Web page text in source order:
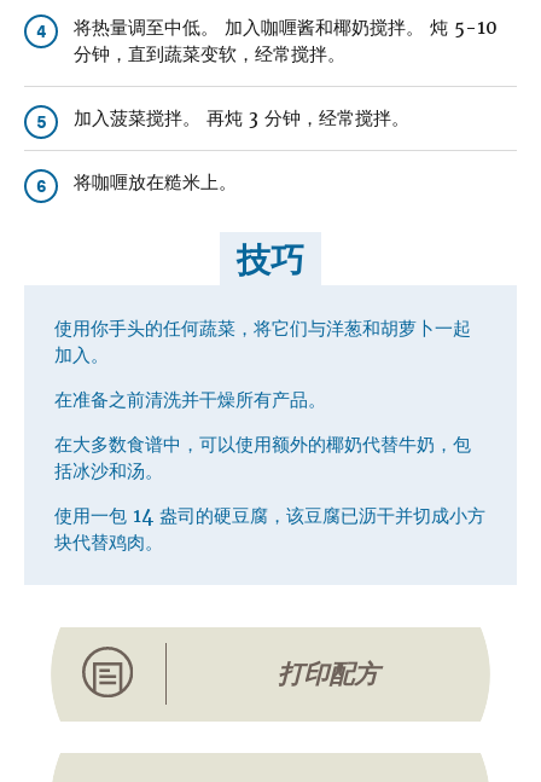
4
将热量调至中低。 加入咖喱酱和椰奶搅拌。 炖 5-10
分钟，直到蔬菜变软，经常搅拌。
5 加入菠菜搅拌。 再炖 3 分钟，经常搅拌。
6 将咖喱放在糙米上。
技巧
使用你手头的任何蔬菜，将它们与洋葱和胡萝卜一起
加入。
在准备之前清洗并干燥所有产品。
在大多数食谱中，可以使用额外的椰奶代替牛奶，包
括冰沙和汤。
使用一包 14 盎司的硬豆腐，该豆腐已沥干并切成小方
块代替鸡肉。
打印配方